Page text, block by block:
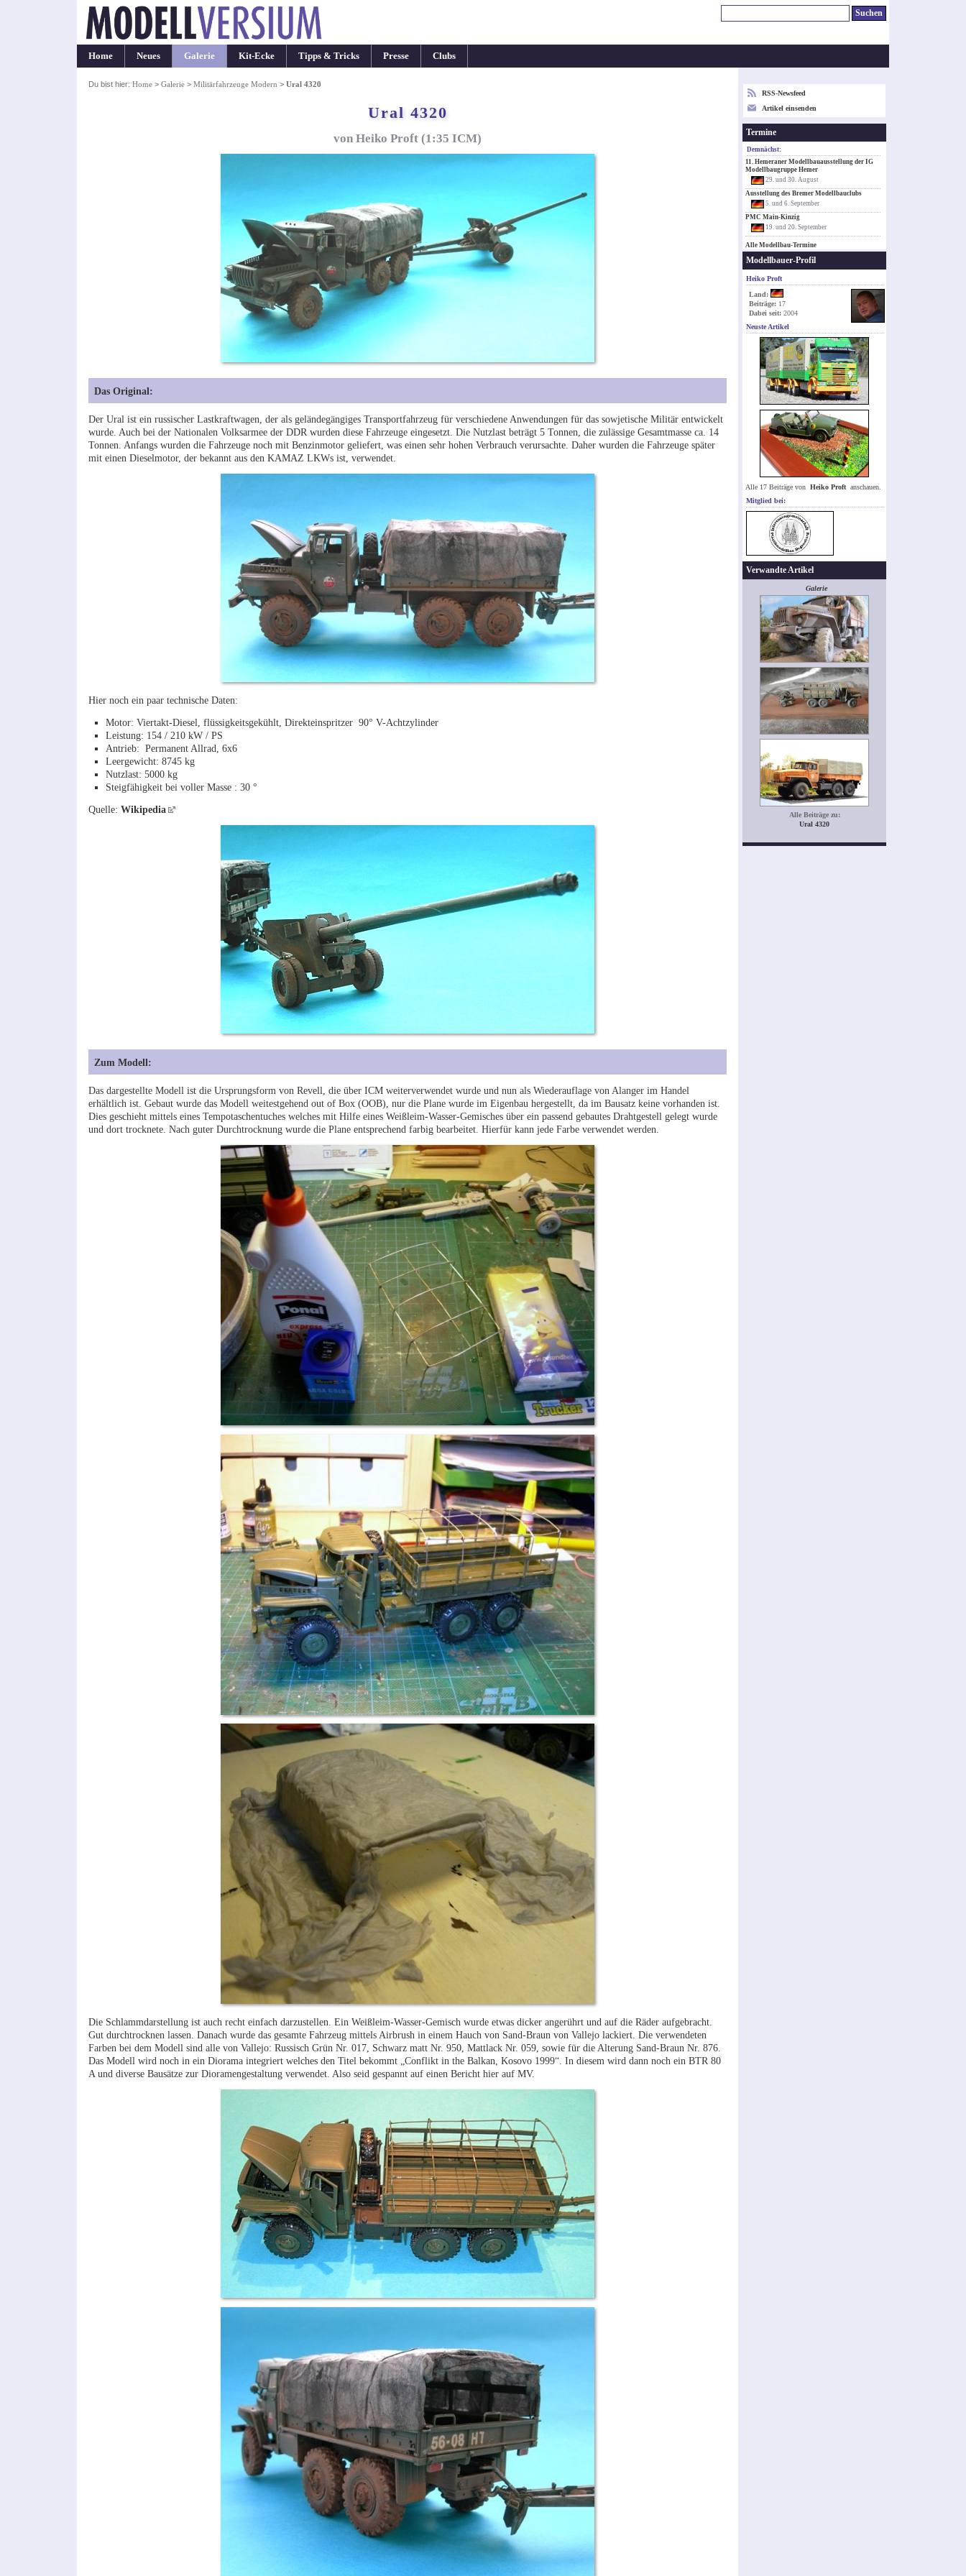
Home Neues Galerie Kit-Ecke Tipps & Tricks Presse Clubs
Du bist hier: Home> Galerie> Militärfahrzeuge Modern > Ural 4320
Ural 4320
von Heiko Proft (1:35 ICM)
Das Original:
Der Ural ist ein russischer Lastkraftwagen, der als geländegängiges Transportfahrzeug für verschiedene Anwendungen für das sowjetische Militär entwickelt
wurde. Auch bei der Nationalen Volksarmee der DDR wurden diese Fahrzeuge eingesetzt. Die Nutzlast beträgt 5 Tonnen, die zulässige Gesamtmasse ca. 14
Tonnen. Anfangs wurden die Fahrzeuge noch mit Benzinmotor geliefert, was einen sehr hohen Verbrauch verursachte. Daher wurden die Fahrzeuge später
mit einen Dieselmotor, der bekannt aus den KAMAZ LKWs ist, verwendet.
Hier noch ein paar technische Daten:
Motor: Viertakt-Diesel, flüssigkeitsgekühlt, Direkteinspritzer 90° V-Achtzylinder
Leistung: 154 / 210 kW / PS
Antrieb: Permanent Allrad, 6x6
Leergewicht: 8745 kg
Nutzlast: 5000 kg
Steigfähigkeit bei voller Masse : 30 °
Quelle: Wikipedia
Zum Modell:
Das dargestellte Modell ist die Ursprungsform von Revell, die über ICM weiterverwendet wurde und nun als Wiederauflage von Alanger im Handel
erhältlich ist. Gebaut wurde das Modell weitestgehend out of Box (OOB), nur die Plane wurde im Eigenbau hergestellt, da im Bausatz keine vorhanden ist.
Dies geschieht mittels eines Tempotaschentuches welches mit Hilfe eines Weißleim-Wasser-Gemisches über ein passend gebautes Drahtgestell gelegt wurde
und dort trocknete. Nach guter Durchtrocknung wurde die Plane entsprechend farbig bearbeitet. Hierfür kann jede Farbe verwendet werden.
Die Schlammdarstellung ist auch recht einfach darzustellen. Ein Weißleim-Wasser-Gemisch wurde etwas dicker angerührt und auf die Räder aufgebracht.
Gut durchtrocknen lassen. Danach wurde das gesamte Fahrzeug mittels Airbrush in einem Hauch von Sand-Braun von Vallejo lackiert. Die verwendeten
Farben bei dem Modell sind alle von Vallejo: Russisch Grün Nr. 017, Schwarz matt Nr. 950, Mattlack Nr. 059, sowie für die Alterung Sand-Braun Nr. 876.
Das Modell wird noch in ein Diorama integriert welches den Titel bekommt „Conflikt in the Balkan, Kosovo 1999“. In diesem wird dann noch ein BTR 80
A und diverse Bausätze zur Dioramengestaltung verwendet. Also seid gespannt auf einen Bericht hier auf MV.
RSS-Newsfeed
Artikel einsenden
Termine
Demnächst:
11. Hemeraner Modellbauausstellung der IG
Modellbaugruppe Hemer
29. und 30. August
Ausstellung des Bremer Modellbauclubs
5. und 6. September
PMC Main-Kinzig
19. und 20. September
Alle Modellbau-Termine
Modellbauer-Profil
Heiko Proft
Land:
Beiträge: 17
Dabei seit: 2004
Neuste Artikel
Alle 17 Beiträge von Heiko Proft anschauen.
Mitglied bei:
Verwandte Artikel
Galerie
Alle Beiträge zu:
Ural 4320